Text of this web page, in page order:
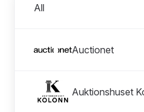
All
Auctionet
Auktionshuset